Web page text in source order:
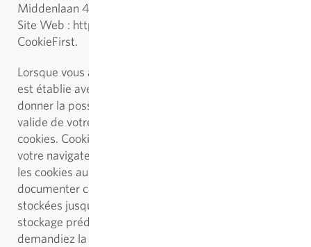
Middenlaan 42a, 1018 DH, Amsterdam, Pays-Bas.
Site Web : https://cookiefirst.com désigné par
CookieFirst.
Lorsque vous accédez à notre site web, une connexion
est établie avec le serveur de CookieFirstpour nous
donner la possibilité d'obtenir un consentement
valide de votre part pour l'utilisation de certains
cookies. CookieFirst stocke ensuite un cookie dans
votre navigateur afin de pouvoir activer uniquement
les cookies auxquels vous avez consenti et de le
documenter correctement. Les données traitées sont
stockées jusqu'à l'expiration de la période de
stockage prédéfinie ou jusqu'à ce que vous
demandiez la suppression des données. Certains